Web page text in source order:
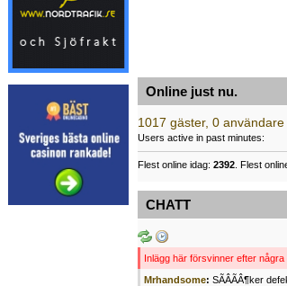
Online just nu.
1017 gäster, 0
Users active in past minutes:
Flest online idag: 2392 . Flest
CHATT
Inlägg här försvinner efter några
Mrhandsome: SÃÂÃÂ¶ker